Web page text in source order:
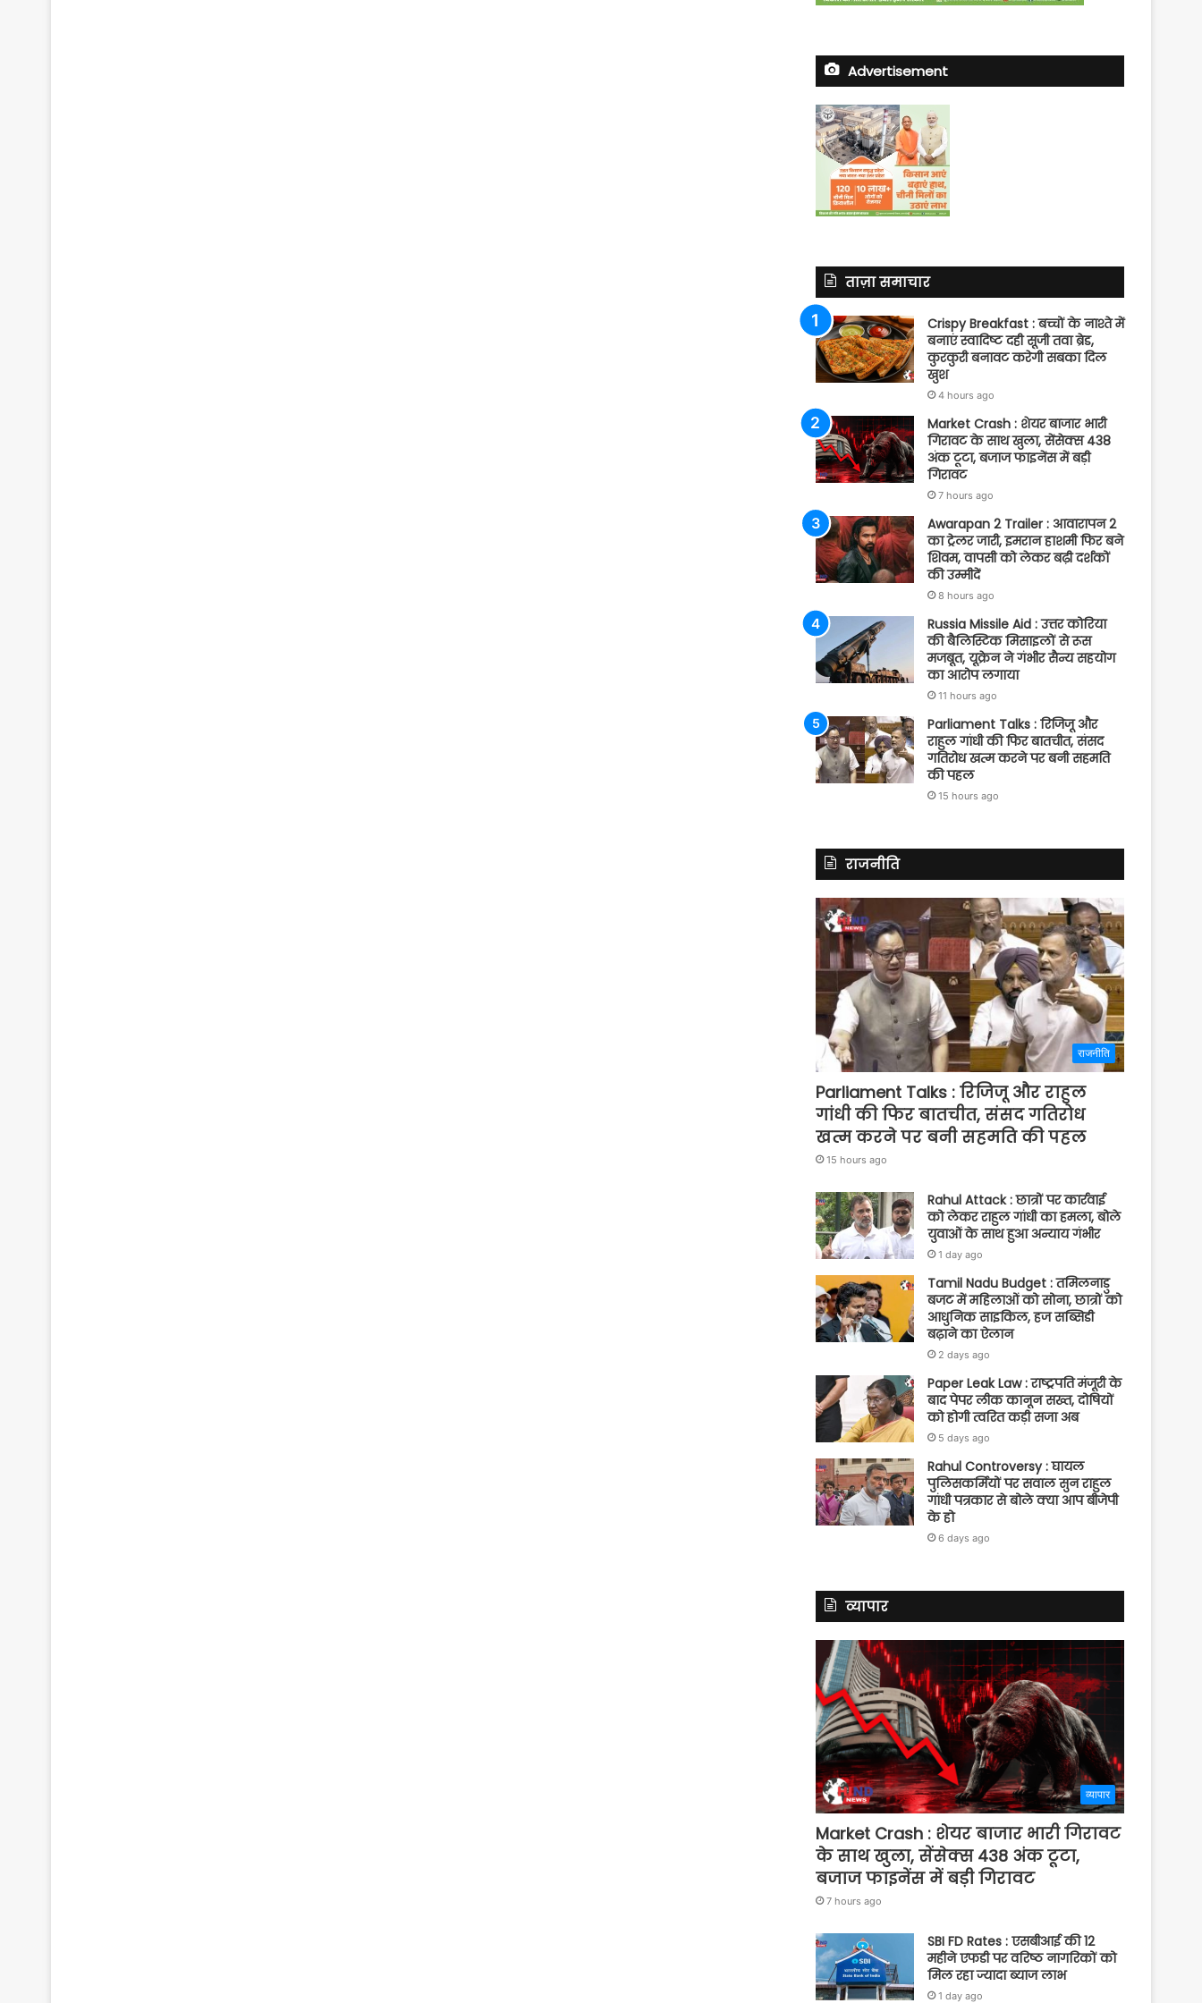
Advertisement
ताज़ा समाचार
Crispy Breakfast : बच्चों के नाश्ते में
बनाएं स्वादिष्ट दही सूजी तवा ब्रेड,
कुरकुरी बनावट करेगी सबका दिल
खुश
4 hours ago
Market Crash : शेयर बाजार भारी
गिरावट के साथ खुला, सेंसेक्स 438
अंक टूटा, बजाज फाइनेंस में बड़ी
गिरावट
7 hours ago
Awarapan 2 Trailer : आवारापन 2
का ट्रेलर जारी, इमरान हाशमी फिर बने
शिवम, वापसी को लेकर बढ़ी दर्शकों
की उम्मीदें
8 hours ago
Russia Missile Aid : उत्तर कोरिया
की बैलिस्टिक मिसाइलों से रूस
मजबूत, यूक्रेन ने गंभीर सैन्य सहयोग
का आरोप लगाया
11 hours ago
Parliament Talks : रिजिजू और
राहुल गांधी की फिर बातचीत, संसद
गतिरोध खत्म करने पर बनी सहमति
की पहल
15 hours ago
राजनीति
राजनीति
Parliament Talks : रिजिजू और राहुल
गांधी की फिर बातचीत, संसद गतिरोध
खत्म करने पर बनी सहमति की पहल
15 hours ago
Rahul Attack : छात्रों पर कार्रवाई
को लेकर राहुल गांधी का हमला, बोले
युवाओं के साथ हुआ अन्याय गंभीर
1 day ago
Tamil Nadu Budget : तमिलनाडु
बजट में महिलाओं को सोना, छात्रों को
आधुनिक साइकिल, हज सब्सिडी
बढ़ाने का ऐलान
2 days ago
Paper Leak Law : राष्ट्रपति मंजूरी के
बाद पेपर लीक कानून सख्त, दोषियों
को होगी त्वरित कड़ी सजा अब
5 days ago
Rahul Controversy : घायल
पुलिसकर्मियों पर सवाल सुन राहुल
गांधी पत्रकार से बोले क्या आप बीजेपी
के हो
6 days ago
व्यापार
व्यापार
Market Crash : शेयर बाजार भारी गिरावट
के साथ खुला, सेंसेक्स 438 अंक टूटा,
बजाज फाइनेंस में बड़ी गिरावट
7 hours ago
SBI FD Rates : एसबीआई की 12
महीने एफडी पर वरिष्ठ नागरिकों को
मिल रहा ज्यादा ब्याज लाभ
1 day ago